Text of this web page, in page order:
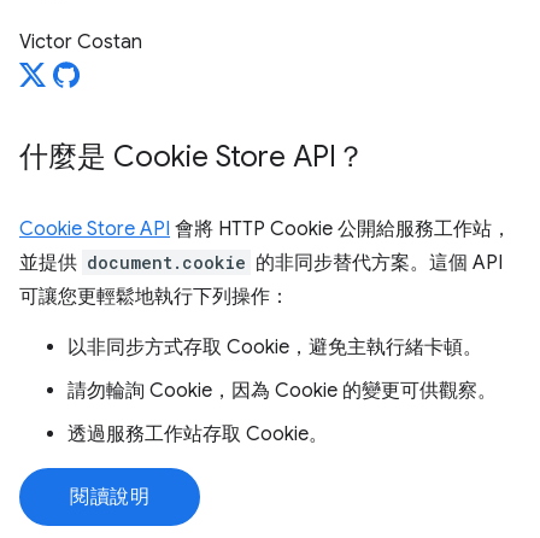
Victor Costan
什麼是 Cookie Store API？
Cookie Store API 會將 HTTP Cookie 公開給服務工作站，
並提供 document.cookie 的非同步替代方案。這個 API
可讓您更輕鬆地執行下列操作：
以非同步方式存取 Cookie，避免主執行緒卡頓。
請勿輪詢 Cookie，因為 Cookie 的變更可供觀察。
透過服務工作站存取 Cookie。
閱讀說明